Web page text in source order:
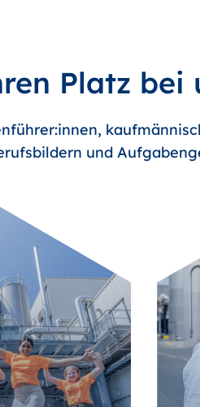
Platz bei
und